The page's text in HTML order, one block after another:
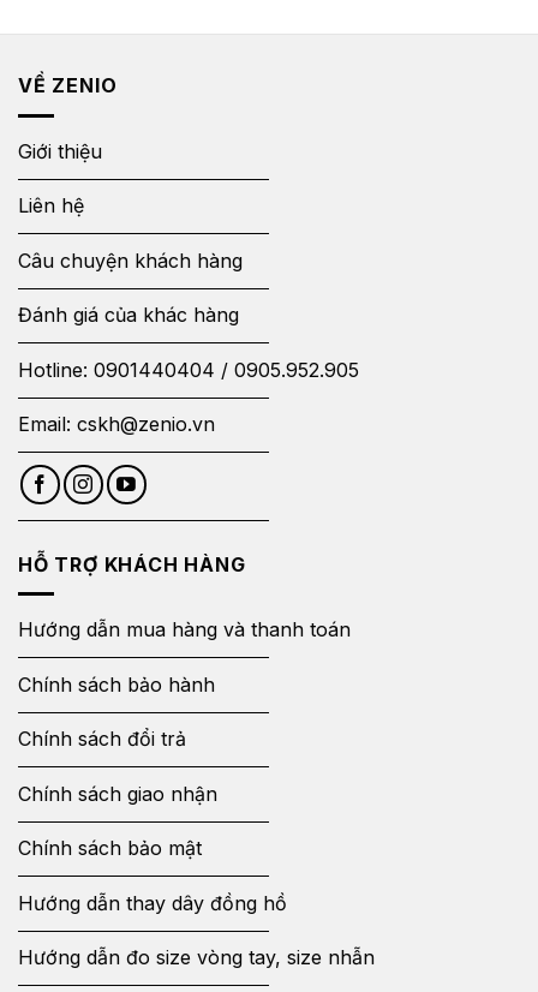
VỀ ZENIO
Giới thiệu
Liên hệ
Câu chuyện khách hàng
Đánh giá của khác hàng
Hotline: 0901440404 / 0905.952.905
Email: cskh@zenio.vn
HỖ TRỢ KHÁCH HÀNG
Hướng dẫn mua hàng và thanh toán
Chính sách bảo hành
Chính sách đổi trả
Chính sách giao nhận
Chính sách bảo mật
Hướng dẫn thay dây đồng hồ
Hướng dẫn đo size vòng tay, size nhẫn